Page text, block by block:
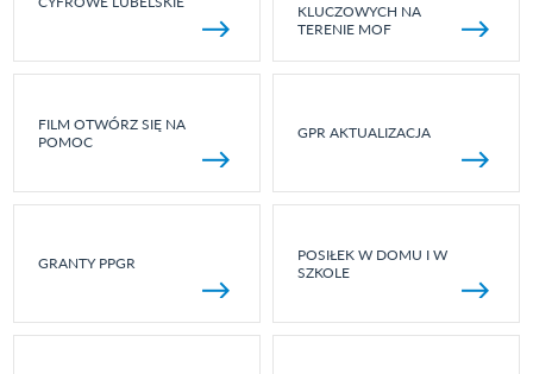
KLUCZOWYCH NA
TERENIE MOF
FILM OTWÓRZ SIĘ NA
POMOC
GPR AKTUALIZACJA
GRANTY PPGR
POSIŁEK W DOMU I W
SZKOLE